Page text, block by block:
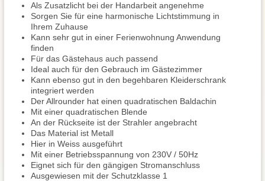
Als Zusatzlicht bei der Handarbeit angenehme
Sorgen Sie für eine harmonische Lichtstimmung in
Ihrem Zuhause
Kann sehr gut in einer Ferienwohnung Anwendung
finden
Für das Gästehaus auch passend
Ideal auch für den Gebrauch im Gästezimmer
Kann ebenso gut in den begehbaren Kleiderschrank
integriert werden
Der Allrounder hat einen quadratischen Baldachin
Mit einer quadratischen Blende
An der Rückseite ist der Strahler angebracht
Das Material ist Metall
Hier in Weiss ausgeführt
Mit einer Betriebsspannung von 230V / 50Hz
Eignet sich für den gängigen Stromanschluss
Ausgewiesen mit der Schutzklasse 1